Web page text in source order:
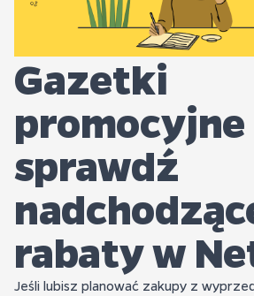
Gazetki
promocyjne
sprawdź
rabaty w
Jeśli lubisz planować zakupy z